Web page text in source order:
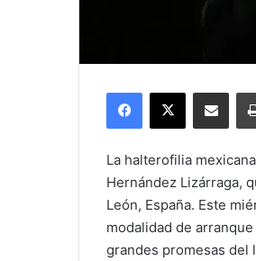
Facebook
X Compartir por
La halterofilia
Hernández Lizárraga,
León, España. Este
modalidad de
grandes promesas del